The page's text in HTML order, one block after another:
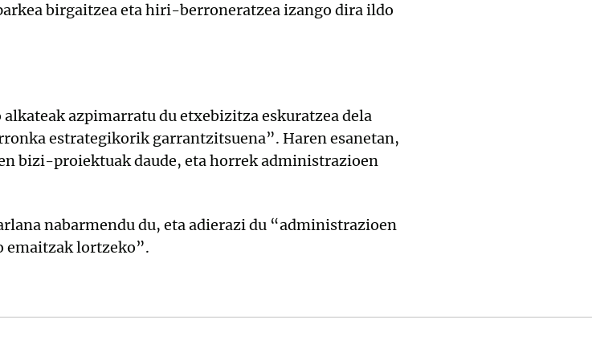
birgaitzea eta hiri-berroneratzea izango dira ildo
azpimarratu du etxebizitza eskuratzea dela
estrategikorik garrantzitsuena”. Haren esanetan,
bizi-proiektuak daude, eta horrek administrazioen
nabarmendu du, eta adierazi du “administrazioen
emaitzak lortzeko”.